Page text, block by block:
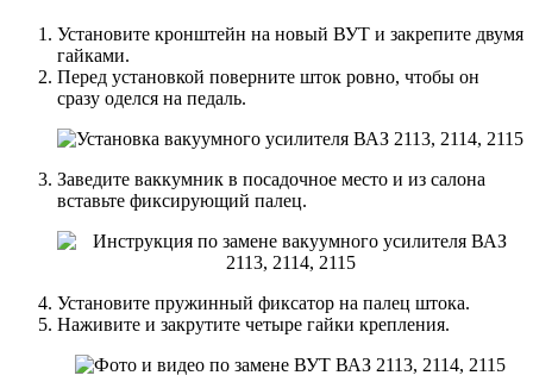
Установите кронштейн на новый ВУТ и закрепите двумя
гайками.
Перед установкой поверните шток ровно, чтобы он
сразу оделся на педаль.
Заведите ваккумник в посадочное место и из салона
вставьте фиксирующий палец.
Установите пружинный фиксатор на палец штока.
Наживите и закрутите четыре гайки крепления.